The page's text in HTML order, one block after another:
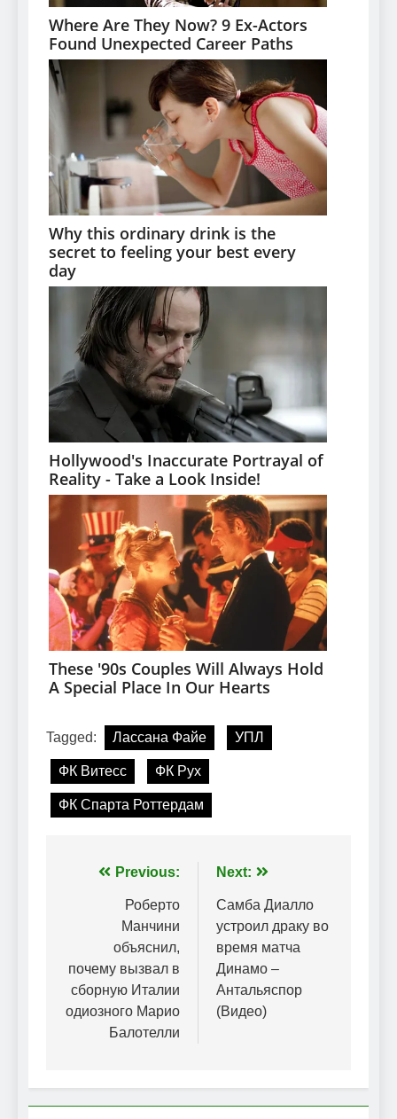
Tagged: Лассана Файе УПЛ
ФК Витесс ФК Рух
ФК Спарта Роттердам
Навігація
записів
Previous:
Роберто
Манчини
объяснил,
почему вызвал в
сборную Италии
одиозного Марио
Балотелли
Next:
Самба Диалло
устроил драку во
время матча
Динамо –
Антальяспор
(Видео)